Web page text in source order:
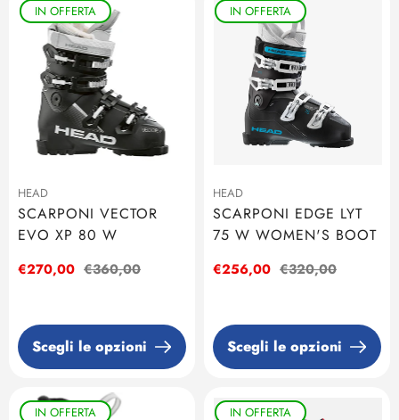
IN OFFERTA
HEAD
SCARPONI VECTOR
EVO XP 80 W
Prezzo
€270,00 Prezzo
€360,00
Scegli le opzioni
IN OFFERTA
HEAD
SCARPONI EDGE LYT
75 W WOMEN'S BOOT
Prezzo
€256,00 Prezzo
€320,00
Scegli le opzioni
IN OFFERTA IN OFFERTA